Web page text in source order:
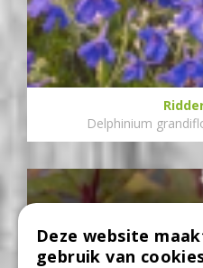
Delphinium
Deze website
gebruik van